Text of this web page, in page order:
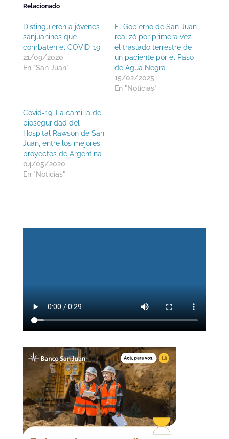
Relacionado
Distinguieron a jóvenes
sanjuaninos que
combaten el COVID-19
21/09/2020
En "San Juan"
El Gobierno de San Juan
realizó por primera vez
el traslado terrestre de
un paciente por el Paso
de Agua Negra
15/02/2025
En "Noticias"
Covid-19: La camilla de
bioseguridad del
Hospital Rawson de San
Juan, entre los mejores
proyectos de Argentina
04/05/2020
En "Noticias"